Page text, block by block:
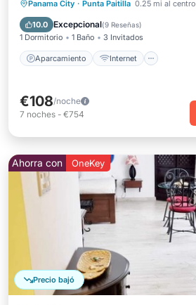
Panama City · Punta Paitilla 0.25 mi al centro
10.0 Excepcional(9 Reseñas)
1 Dormitorio 1 Baño 3 Invitados
Aparcamiento Internet
Aparcamiento
Internet
Apto para niños
€108/noche
7 noches - €754
Precio bajó
Ahorra con OneKey